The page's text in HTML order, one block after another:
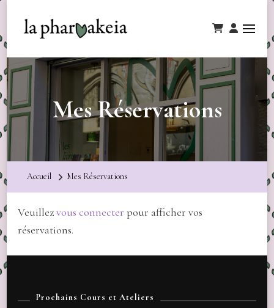
Mes Réservations
Accueil Mes Réservations
Veuillezvous connecter pour afficher vos
réservations.
Prochains Cours et Ateliers